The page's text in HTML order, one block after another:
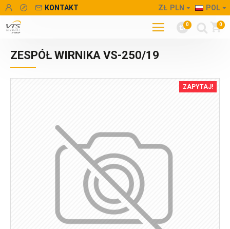
KONTAKT ZŁ PLN POL
0 0
ZESPÓŁ WIRNIKA VS-250/19
ZAPYTAJ!